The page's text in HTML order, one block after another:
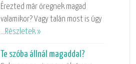
Érezted már öregnek magad
valamikor? Vagy talán most is úgy
…Részletek »
Te szóba állnál magaddal?